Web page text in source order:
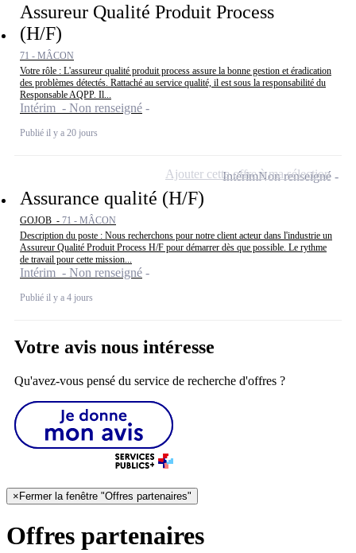
Assureur Qualité Produit Process
(H/F)
71 - MÂCON
Votre rôle : L'assureur qualité produit process assure la bonne gestion et éradication
des problèmes détectés. Rattaché au service qualité, il est sous la responsabilité du
Responsable AQPP. Il...
Intérim - Non renseigné
Publié il y a 20 jours
Assurance qualité (H/F)
GOJOB - 71 - MÂCON
Description du poste : Nous recherchons pour notre client acteur dans l'industrie un
Assureur Qualité Produit Process H/F pour démarrer dès que possible. Le rythme
de travail pour cette mission...
Intérim - Non renseigné
Publié il y a 4 jours
IntérimNon renseigné
Ajouter cette offre à ma sélection
Votre avis nous intéresse
Qu'avez-vous pensé du service de recherche d'offres ?
×Fermer la fenêtre "Offres partenaires"
Offres partenaires